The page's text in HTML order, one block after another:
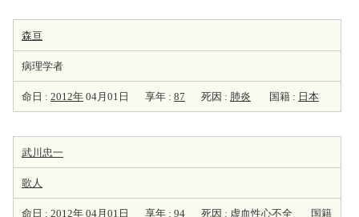
森亘
病理学者
命日 : 2012年 04月01日 享年 : 87 死因 : 肺炎 国籍 : 日本
武川忠一
歌人
命日 : 2012年 04月01日 享年 : 94 死因 : 虚血性心不全
国籍